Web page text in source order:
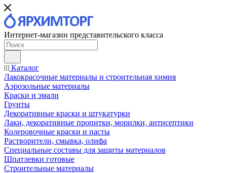
Интернет-магазин представительского класса
Каталог
Лакокрасочные материалы и строительная химия
Аэрозольные материалы
Краски и эмали
Грунты
Декоративные краски и штукатурки
Лаки, декоративные пропитки, морилки, антисептики
Колеровочные краски и пасты
Растворители, смывка, олифа
Специальные составы для защиты материалов
Шпатлевки готовые
Строительные материалы